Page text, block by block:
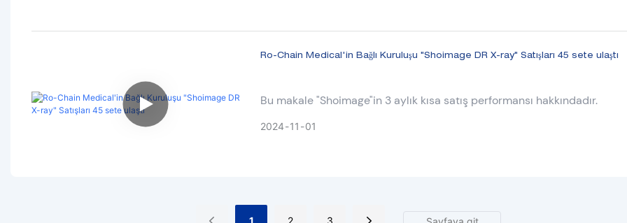
Ro-Chain Medical'in Bağlı Kuruluşu "Shoimage DR X-ray" Satışları 45 sete ulaştı
Bu makale "Shoimage"in 3 aylık kısa satış performansı hakkındadır.
2024 11 01